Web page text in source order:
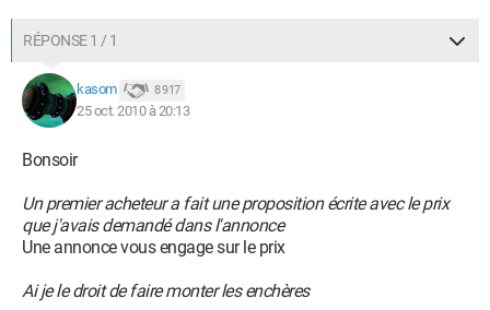
RÉPONSE 1 / 1
kasom 8 917
25 oct. 2010 à 20:13
Bonsoir
Un premier acheteur a fait une proposition écrite avec le prix
que j'avais demandé dans l'annonce
Une annonce vous engage sur le prix
Ai je le droit de faire monter les enchères